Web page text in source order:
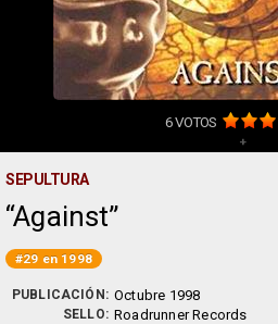
6VOTOS
+
SEPULTURA
Against
#29 en 1998
PUBLICACIÓN: Octubre 1998
SELLO: Roadrunner Records